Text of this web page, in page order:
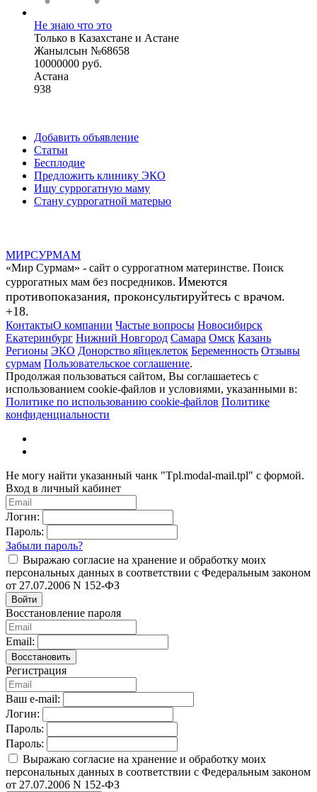
Не знаю что это
Только в Казахстане и Астане
Жанылсын №68658
10000000 руб.
Астана
938
Добавить объявление
Статьи
Бесплодие
Предложить клинику ЭКО
Ищу суррогатную маму
Стану суррогатной матерью
МИРСУРМАМ
«Мир Сурмам» - сайт о суррогатном материнстве. Поиск
суррогатных мам без посредников. Имеются
противопоказания, проконсультируйтесь с врачом.
+18.
КонтактыО компании Частые вопросы Новосибирск
Екатеринбург Нижний Новгород Самара Омск Казань
Регионы ЭКО Донорство яйцеклеток Беременность Отзывы
сурмам Пользовательское соглашение.
Продолжая пользоваться сайтом, Вы соглашаетесь с
использованием cookie-файлов и условиями, указанными в:
Политике по использованию cookie-файлов Политике
конфиденциальности
Не могу найти указанный чанк "Tpl.modal-mail.tpl" с формой.
Вход в личный кабинет
Логин:
Пароль:
Забыли пароль?
Выражаю согласие на хранение и обработку моих
персональных данных в соответствии с Федеральным законом
от 27.07.2006 N 152-ФЗ
Войти
Восстановление пароля
Email:
Восстановить
Регистрация
Ваш e-mail:
Логин:
Пароль:
Пароль:
Выражаю согласие на хранение и обработку моих
персональных данных в соответствии с Федеральным законом
от 27.07.2006 N 152-ФЗ